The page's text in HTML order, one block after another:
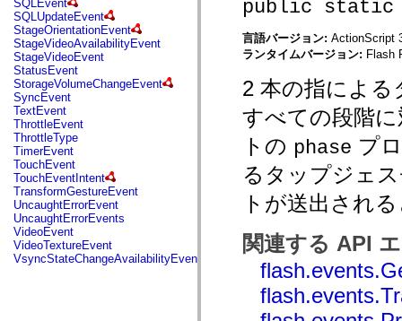
mx.automation.delegates.controls.dataGridClasses
mx.automation.delegates.controls.fileSystemClasses
mx.automation.delegates.core
mx.automation.delegates.flashflexkit
mx.automation.events
mx.binding
mx.binding.utils
mx.charts
mx.charts.chartClasses
mx.charts.effects
mx.charts.effects.effectClasses
mx.charts.events
mx.charts.renderers
mx.charts.series
mx.charts.series.items
mx.charts.series.renderData
mx.charts.styles
mx.collections
mx.collections.errors
mx.containers
SQLEvent
SQLUpdateEvent
StageOrientationEvent
StageVideoAvailabilityEvent
StageVideoEvent
StatusEvent
StorageVolumeChangeEvent
SyncEvent
TextEvent
ThrottleEvent
ThrottleType
TimerEvent
TouchEvent
TouchEventIntent
TransformGestureEvent
UncaughtErrorEvent
UncaughtErrorEvents
VideoEvent
VideoTextureEvent
VsyncStateChangeAvailabilityEvent
public static
言語バージョン: ActionScript
ランタイムバージョン: Flash
2 本の指によ
すべての段階
トの phase プ
るタップジェ
トが送出され
関連する API